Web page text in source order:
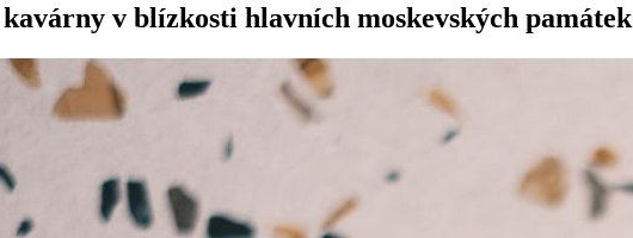
v blízkosti hlavních moskevských památek